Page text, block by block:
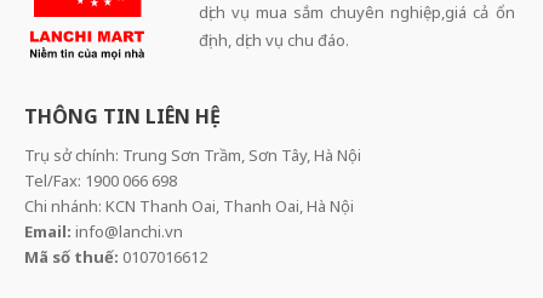
dịch vụ mua sắm chuyên nghiệp,giá cả ổn
định, dịch vụ chu đáo.
THÔNG TIN LIÊN HỆ
Trụ sở chính: Trung Sơn Trầm, Sơn Tây, Hà Nội
Tel/Fax: 1900 066 698
Chi nhánh: KCN Thanh Oai, Thanh Oai, Hà Nội
Email: info@lanchi.vn
Mã số thuế: 0107016612